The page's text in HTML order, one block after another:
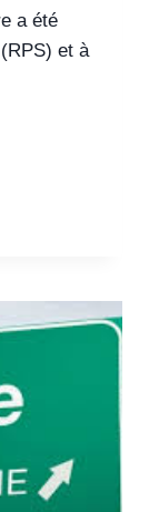
a été
et à